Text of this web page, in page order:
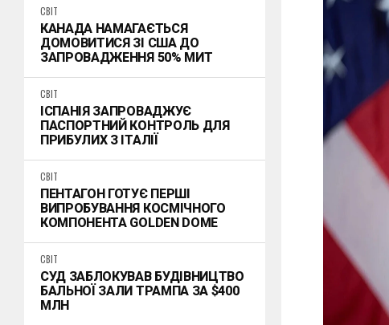
СВІТ
КАНАДА НАМАГАЄТЬСЯ
ДОМОВИТИСЯ ЗІ США ДО
ЗАПРОВАДЖЕННЯ 50% МИТ
СВІТ
ІСПАНІЯ ЗАПРОВАДЖУЄ
ПАСПОРТНИЙ КОНТРОЛЬ ДЛЯ
ПРИБУЛИХ З ІТАЛІЇ
СВІТ
ПЕНТАГОН ГОТУЄ ПЕРШІ
ВИПРОБУВАННЯ КОСМІЧНОГО
КОМПОНЕНТА GOLDEN DOME
СВІТ
СУД ЗАБЛОКУВАВ БУДІВНИЦТВО
БАЛЬНОЇ ЗАЛИ ТРАМПА ЗА $400
МЛН